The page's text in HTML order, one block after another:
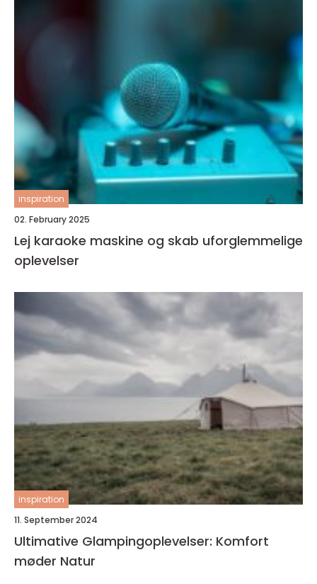
inspiration
02. February 2025
Lej karaoke maskine og skab uforglemmelige
oplevelser
inspiration
11. September 2024
Ultimative Glampingoplevelser: Komfort
møder Natur